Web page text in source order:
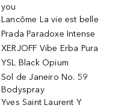
you
Lancôme La vie est belle
Prada Paradoxe Intense
XERJOFF Vibe Erba Pura
YSL Black Opium
Sol de Janeiro No. 59
Bodyspray
Yves Saint Laurent Y